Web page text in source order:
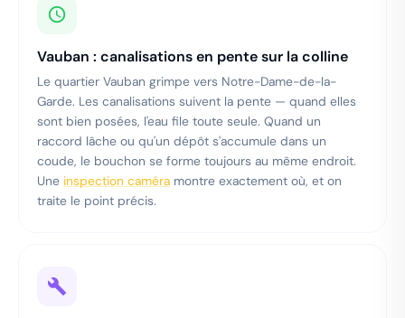
Vauban : canalisations en pente sur la colline
Le quartier Vauban grimpe vers Notre-Dame-de-la-
Garde. Les canalisations suivent la pente — quand elles
sont bien posées, l'eau file toute seule. Quand un
raccord lâche ou qu'un dépôt s'accumule dans un
coude, le bouchon se forme toujours au même endroit.
Une inspection caméra montre exactement où, et on
traite le point précis.